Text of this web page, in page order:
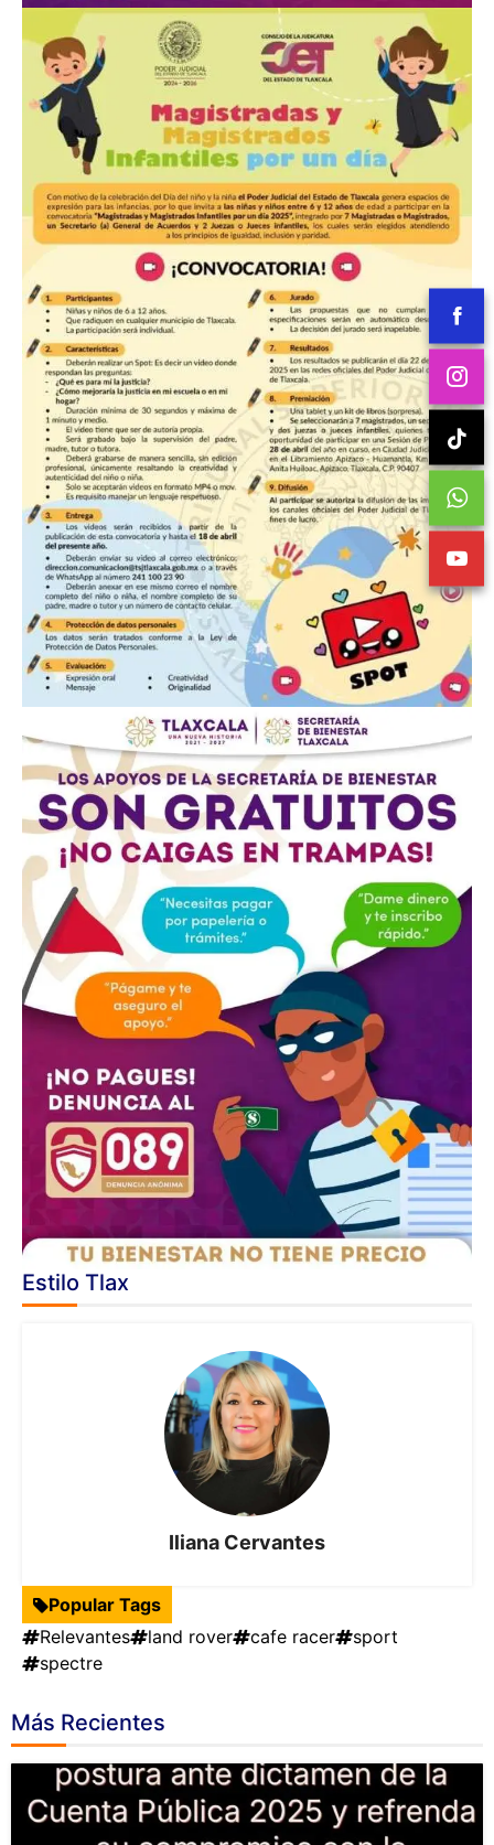
Estilo Tlax
Iliana Cervantes
Popular Tags
Relevantes
land rover cafe racer
sport
spectre
Más Recientes